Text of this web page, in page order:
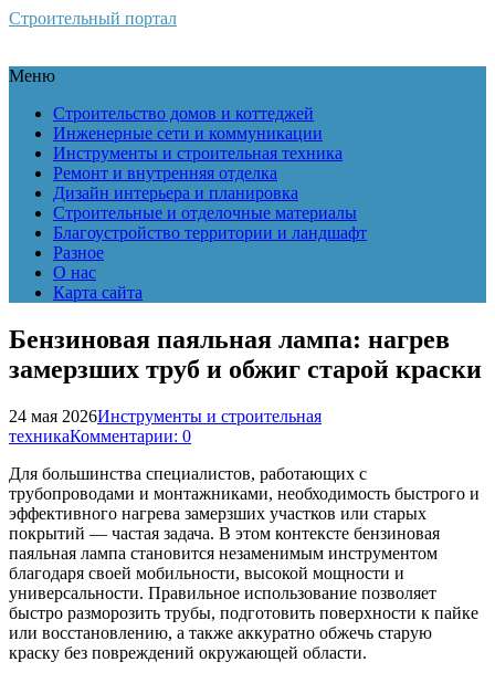
Строительный портал
Меню
Строительство домов и коттеджей
Инженерные сети и коммуникации
Инструменты и строительная техника
Ремонт и внутренняя отделка
Дизайн интерьера и планировка
Строительные и отделочные материалы
Благоустройство территории и ландшафт
Разное
О нас
Карта сайта
Бензиновая паяльная лампа: нагрев
замерзших труб и обжиг старой краски
24 мая 2026Инструменты и строительная
техникаКомментарии: 0
Для большинства специалистов, работающих с
трубопроводами и монтажниками, необходимость быстрого и
эффективного нагрева замерзших участков или старых
покрытий — частая задача. В этом контексте бензиновая
паяльная лампа становится незаменимым инструментом
благодаря своей мобильности, высокой мощности и
универсальности. Правильное использование позволяет
быстро разморозить трубы, подготовить поверхности к пайке
или восстановлению, а также аккуратно обжечь старую
краску без повреждений окружающей области.